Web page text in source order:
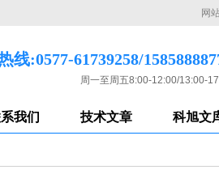
网
61739258/
周一至周五8:00-12:00/13:00-
我们 技术文章 科旭文